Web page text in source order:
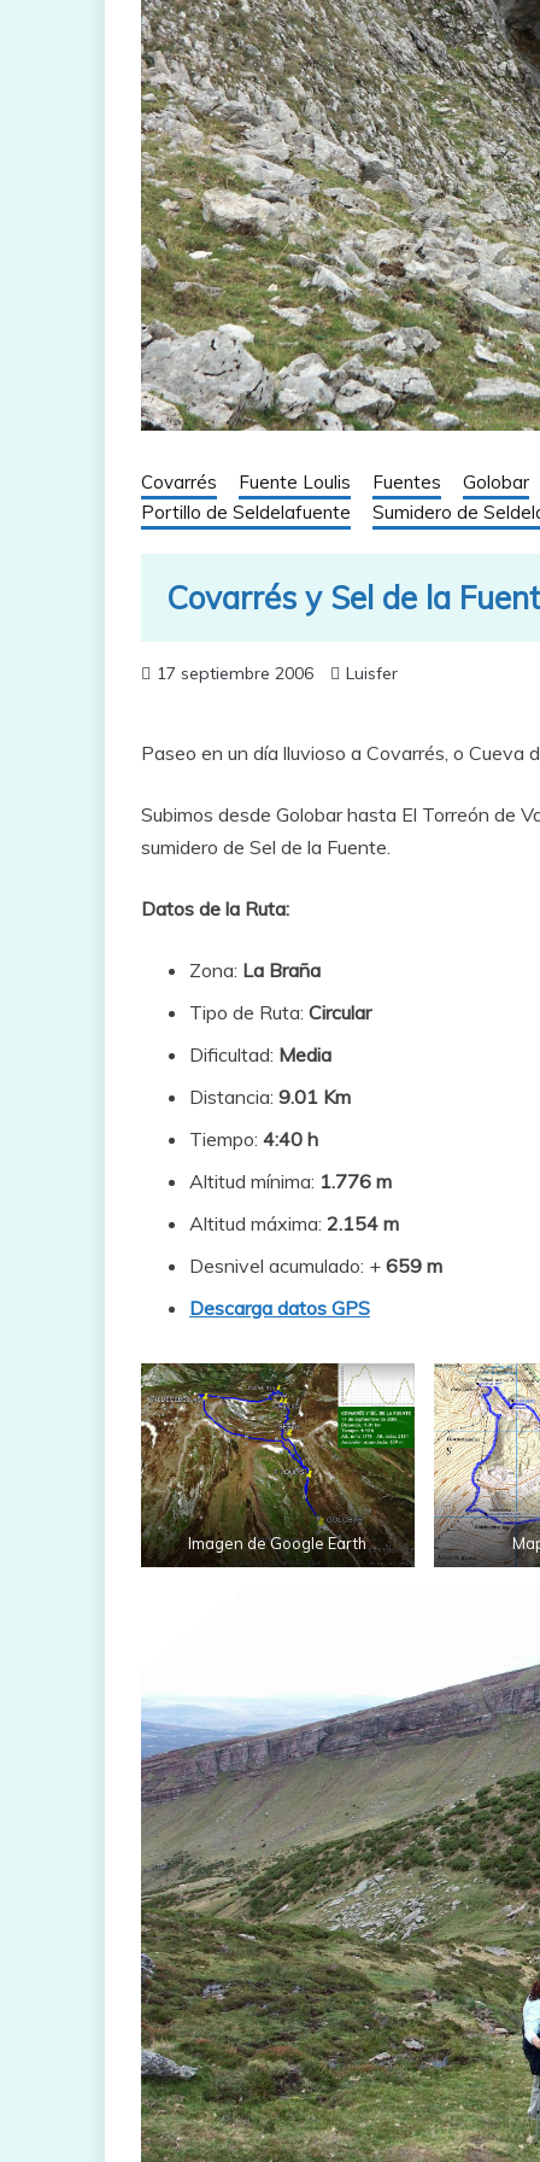
Covarrés Fuente Loulis Fuentes Golobar
Portillo de Seldelafuente
Sumidero de
Covarrés y Sel de la
17 septiembre 2006 Luisfer
Paseo en un día lluvioso a Covarrés, o Cueva
Subimos desde Golobar hasta El Torreón de
sumidero de Sel de la Fuente.
Datos de la Ruta:
Zona: La Braña
Tipo de Ruta: Circular
Dificultad: Media
Distancia: 9.01 Km
Tiempo: 4:40 h
Altitud mínima: 1.776 m
Altitud máxima: 2.154 m
Desnivel acumulado: + 659 m
Descarga datos GPS
Imagen de Google Earth